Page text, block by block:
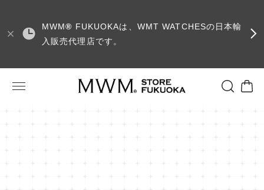
MWM® FUKUOKAは、WMT WATCHESの日本輸
入販売代理店です。